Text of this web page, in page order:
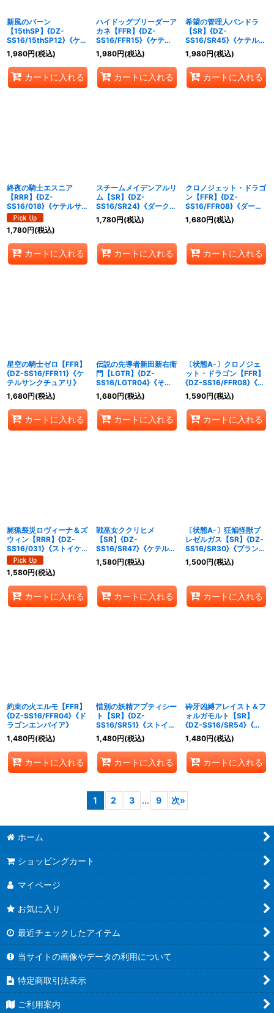
新風のパーン
【15thSP】{DZ-
SS16/15thSP12}《ケテ
ルサンクチュアリ》
1,980円(税込)
カートに入れる
ハイドッグブリーダーア
カネ【FFR】{DZ-
SS16/FFR15}《ケテル
サンクチュアリ》
1,980円(税込)
カートに入れる
希望の管理人パンドラ
【SR】{DZ-
SS16/SR45}《ケテルサ
ンクチュアリ》
1,980円(税込)
カートに入れる
終夜の騎士エスニア
【RRR】{DZ-
SS16/018}《ケテルサン
クチュアリ》
1,780円(税込)
カートに入れる
スチームメイデンアルリ
ム【SR】{DZ-
SS16/SR24}《ダークス
テイツ》
1,780円(税込)
カートに入れる
クロノジェット・ドラゴ
ン【FFR】{DZ-
SS16/FFR08}《ダーク
ステイツ》
1,680円(税込)
カートに入れる
星空の騎士ゼロ【FFR】
{DZ-SS16/FFR11}《ケ
テルサンクチュアリ》
1,680円(税込)
カートに入れる
伝説の先導者新田新右衛
門【LGTR】{DZ-
SS16/LGTR04}《その
他》
1,680円(税込)
カートに入れる
〔状態A-〕クロノジェ
ット・ドラゴン【FFR】
{DZ-SS16/FFR08}《ダ
ークステイツ》
1,590円(税込)
カートに入れる
屍猟裂災ロヴィーナ＆ズ
ウィン【RRR】{DZ-
SS16/031}《ストイケイ
ア/ダークステイツ》
1,580円(税込)
カートに入れる
戦巫女ククリヒメ
【SR】{DZ-
SS16/SR47}《ケテルサ
ンクチュアリ》
1,580円(税込)
カートに入れる
〔状態A-〕狂焔怪獣ブ
レゼルガス【SR】{DZ-
SS16/SR30}《ブラント
ゲート》
1,500円(税込)
カートに入れる
約束の火エルモ【FFR】
{DZ-SS16/FFR04}《ド
ラゴンエンパイア》
1,480円(税込)
カートに入れる
惜別の妖精アプティシー
ト【SR】{DZ-
SS16/SR51}《ストイケ
イア》
1,480円(税込)
カートに入れる
砕牙凶縛アレイスト＆フ
ォルガモルト【SR】
{DZ-SS16/SR54}《ド
ラゴンエンパイア/ブラ
ントゲート》
1,480円(税込)
カートに入れる
1 2 3 ... 9 次»
ホーム
ショッピングカート
マイページ
お気に入り
最近チェックしたアイテム
当サイトの画像やデータの利用について
特定商取引法表示
ご利用案内